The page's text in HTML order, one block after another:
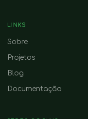
LINKS
Sobre
Projetos
Blog
Documentação